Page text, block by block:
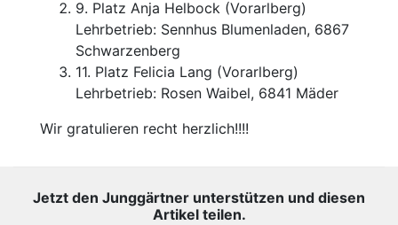
9. Platz Anja Helbock (Vorarlberg)
Lehrbetrieb: Sennhus Blumenladen, 6867
Schwarzenberg
11. Platz Felicia Lang (Vorarlberg)
Lehrbetrieb: Rosen Waibel, 6841 Mäder
Wir gratulieren recht herzlich!!!!
Jetzt den Junggärtner unterstützen und diesen
Artikel teilen.